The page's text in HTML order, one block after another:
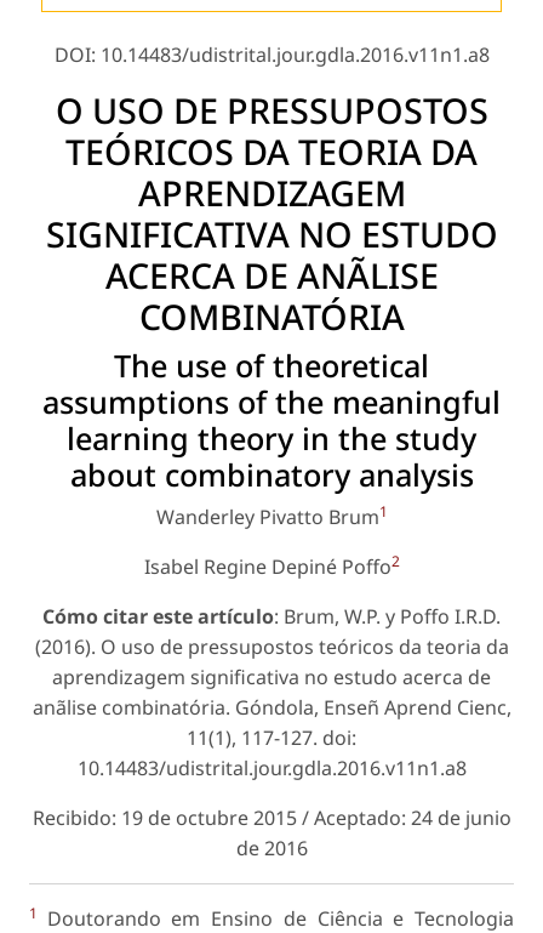
DOI: 10.14483/udistrital.jour.gdla.2016.v11n1.a8
O USO DE PRESSUPOSTOS
TEÓRICOS DA TEORIA DA
APRENDIZAGEM
SIGNIFICATIVA NO ESTUDO
ACERCA DE ANÃLISE
COMBINATÓRIA
The use of theoretical
assumptions of the meaningful
learning theory in the study
about combinatory analysis
Wanderley Pivatto Brum1
Isabel Regine Depiné Poffo2
Cómo citar este artículo: Brum, W.P. y Poffo I.R.D.
(2016). O uso de pressupostos teóricos da teoria da
aprendizagem significativa no estudo acerca de
anãlise combinatória. Góndola, Enseñ Aprend Cienc,
11(1), 117-127. doi:
10.14483/udistrital.jour.gdla.2016.v11n1.a8
Recibido: 19 de octubre 2015 / Aceptado: 24 de junio
de 2016
1
Doutorando em Ensino de Ciência e Tecnologia